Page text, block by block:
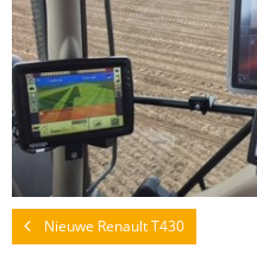
Nieuwe Renault T430